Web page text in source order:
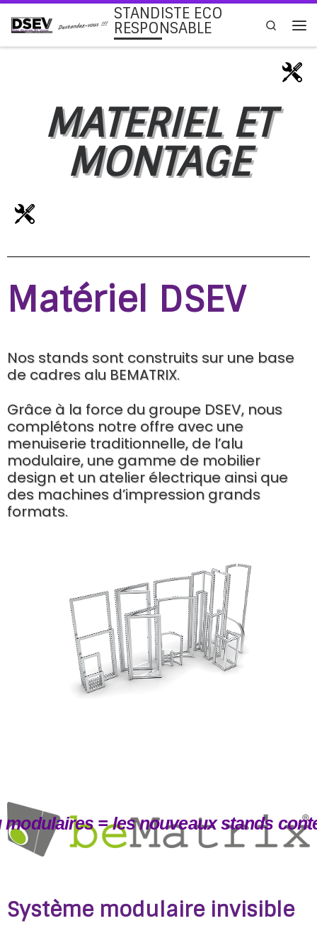
Passer au contenu STANDISTE ECO
RESPONSABLE Search
MATERIEL ET
MONTAGE
Matériel DSEV
Nos stands sont construits sur une base
de cadres alu BEMATRIX.
Grâce à la force du groupe DSEV, nous
complétons notre offre avec une
menuiserie traditionnelle, de l’alu
modulaire, une gamme de mobilier
design et un atelier électrique ainsi que
des machines d’impression grands
formats.
modulaires = les nouveaux stands
Système modulaire invisible